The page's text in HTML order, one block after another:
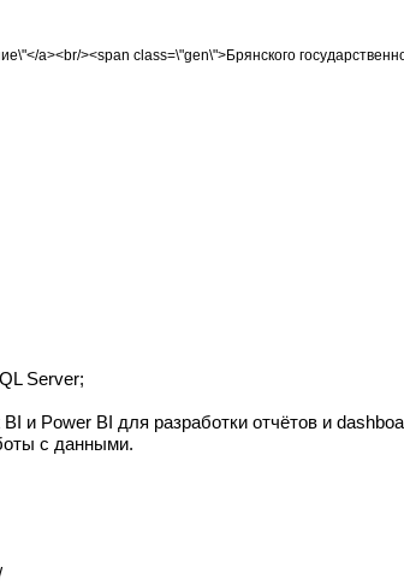
a><br/><span class=\"gen\">Брянского
Server;
и Power BI для разработки отчётов и
с данными.